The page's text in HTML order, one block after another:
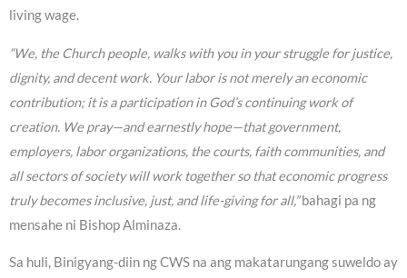
living wage.
“We, the Church people, walks with you in your struggle for justice,
dignity, and decent work. Your labor is not merely an economic
contribution; it is a participation in God’s continuing work of
creation. We pray—and earnestly hope—that government,
employers, labor organizations, the courts, faith communities, and
all sectors of society will work together so that economic progress
truly becomes inclusive, just, and life-giving for all,”bahagi pa ng
mensahe ni Bishop Alminaza.
Sa huli, Binigyang-diin ng CWS na ang makatarungang suweldo ay